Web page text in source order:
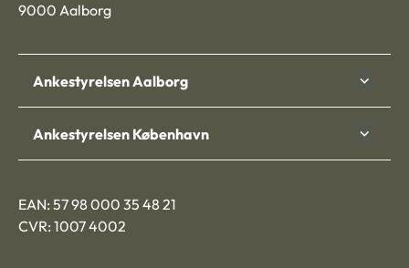
9000 Aalborg
Ankestyrelsen Aalborg
Ankestyrelsen København
EAN: 57 98 000 35 48 21
CVR: 1007 4002